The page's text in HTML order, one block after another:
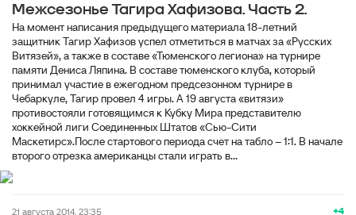
Межсезонье Тагира Хафизова. Часть 2.
На момент написания предыдущего материала 18-летний
защитник Тагир Хафизов успел отметиться в матчах за «Русских
Витязей», а также в составе «Тюменского легиона» на турнире
памяти Дениса Ляпина. В составе тюменского клуба, который
принимал участие в ежегодном предсезонном турнире в
Чебаркуле, Тагир провел 4 игры. А 19 августа «витязи»
противостояли готовящимся к Кубку Мира представителю
хоккейной лиги Соединенных Штатов «Сью-Сити
Маскетирс».После стартового периода счет на табло – 1:1. В начале
второго отрезка американцы стали играть в...
+4
21 августа 2014, 23:35